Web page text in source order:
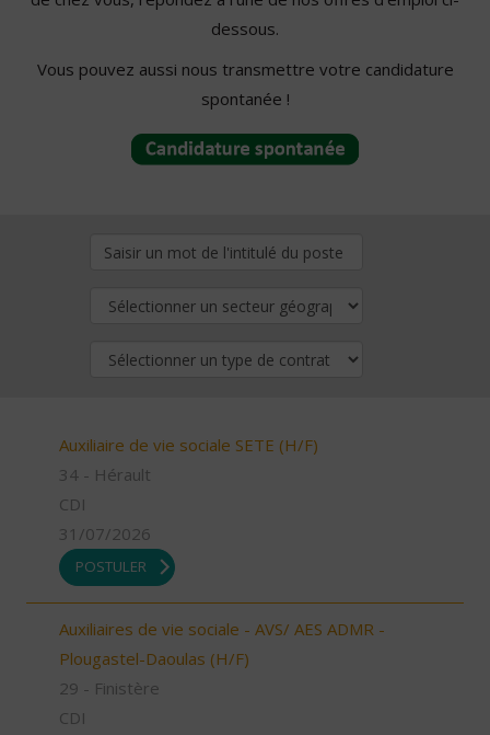
dessous.
Vous pouvez aussi nous transmettre votre candidature
spontanée !
Auxiliaire de vie sociale SETE (H/F)
34 - Hérault
CDI
31/07/2026
POSTULER
Auxiliaires de vie sociale - AVS/ AES ADMR -
Plougastel-Daoulas (H/F)
29 - Finistère
CDI